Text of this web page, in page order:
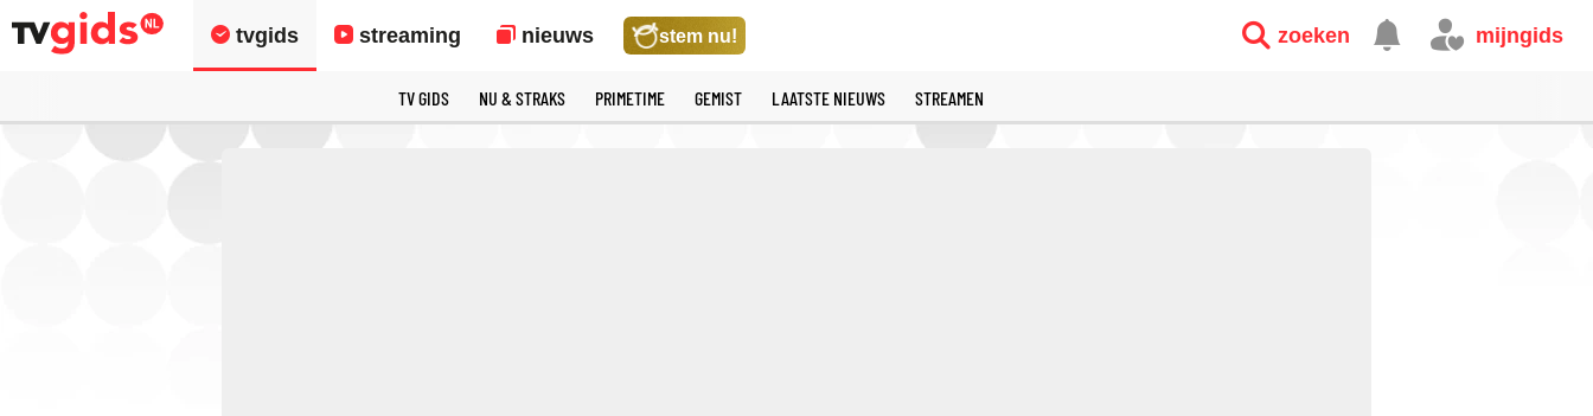
tvgids streaming nieuws stem nu! zoeken mijngids
TV GIDS NU & STRAKS PRIMETIME GEMIST LAATSTE NIEUWS STREAMEN